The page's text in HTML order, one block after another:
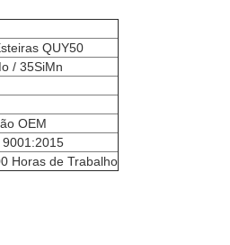
QUY50
/ 35SiMn
OEM
Horas de Trabalho